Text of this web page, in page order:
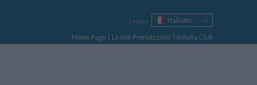
Lingua
Italiano
English
Français
Home Page Le mie Prenotazioni
InItalia Club